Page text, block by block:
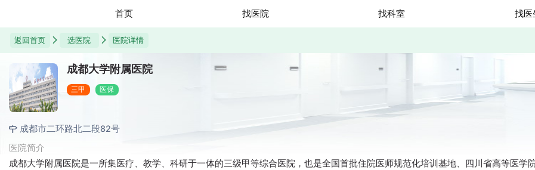
首页 找医院 找科室 找医
返回首页 选医院 医院详情
成都大学附属医院
三甲 医保
成都市二环路北二段82号
医院简介
成都大学附属医院是一所集医疗、教学、科研于一体的三级甲等综合医院，也是全国首批住院医师规范化培训基地、四川省高等医